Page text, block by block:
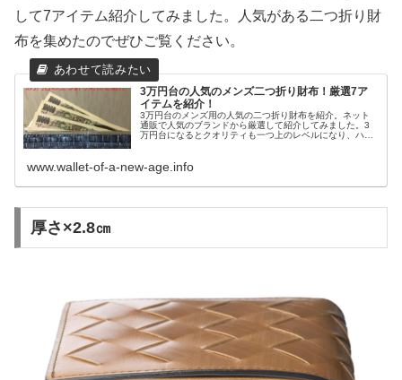
して7アイテム紹介してみました。人気がある二つ折り財
布を集めたのでぜひご覧ください。
3万円台の人気のメンズ二つ折り財布！厳選7ア
イテムを紹介！
3万円台のメンズ用の人気の二つ折り財布を紹介。ネット
通販で人気のブランドから厳選して紹介してみました。3
万円台になるとクオリティも一つ上のレベルになり、ハイ
www.wallet-of-a-new-age.info
厚さ×2.8㎝